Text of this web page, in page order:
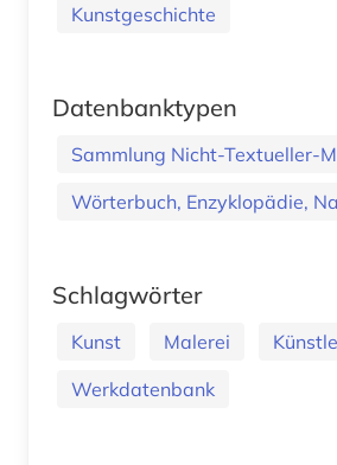
Kunstgeschichte
Datenbanktypen
Sammlung Nicht-Textueller-
Wörterbuch, Enzyklopädie,
Schlagwörter
Kunst Malerei
Werkdatenbank